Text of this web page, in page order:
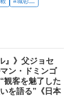
』》父ジョセ
ン・ドミンゴ
観客を魅了した
を語る”《日本